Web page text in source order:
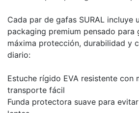
Cada par de gafas SURAL incluye
packaging premium pensado para
máxima protección, durabilidad y
diario:
Estuche rígido EVA resistente con
transporte fácil
Funda protectora suave para